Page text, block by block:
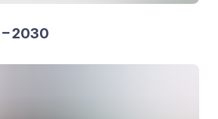
–2030